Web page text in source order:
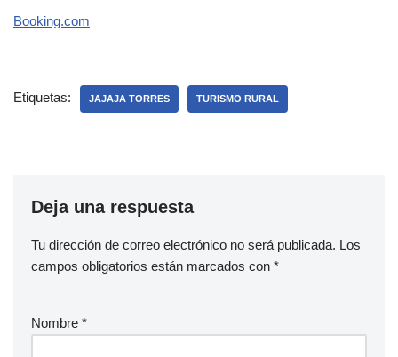
Booking.com
Etiquetas: JAJAJA TORRES TURISMO RURAL
Deja una respuesta
Tu dirección de correo electrónico no será publicada. Los
campos obligatorios están marcados con *
Nombre *